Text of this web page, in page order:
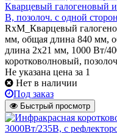
Кварцевый галогеновый
В, позолоч. с одной
RxM_Кварцевый
мм, общая длина 840 мм,
длина 2х21 мм, 1000 Вт/
коротковолновый,
Не указана цена за 1
Нет в наличии
Под заказ
Быстрый просмотр